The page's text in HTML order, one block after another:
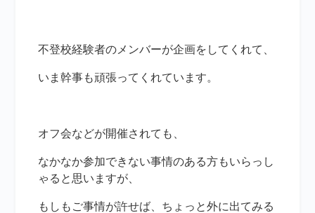
不登校経験者のメンバーが企画をしてくれて、
いま幹事も頑張ってくれています。
オフ会などが開催されても、
なかなか参加できない事情のある方もいらっし
ゃると思いますが、
もしもご事情が許せば、ちょっと外に出てみる